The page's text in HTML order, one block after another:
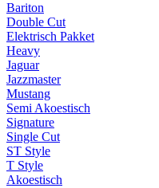
Bariton
Double Cut
Elektrisch Pakket
Heavy
Jaguar
Jazzmaster
Mustang
Semi Akoestisch
Signature
Single Cut
ST Style
T Style
Akoestisch